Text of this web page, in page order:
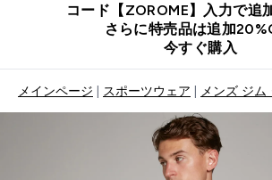
コード【ZOROME】入力で追
さらに特売品は追加
今すぐ購入
メインページ スポーツウェア メンズ ジ